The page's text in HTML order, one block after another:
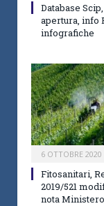
Database
apertura, info
infografiche
6 OTTOBRE 2020
Fitosanitari,
2019/521
nota